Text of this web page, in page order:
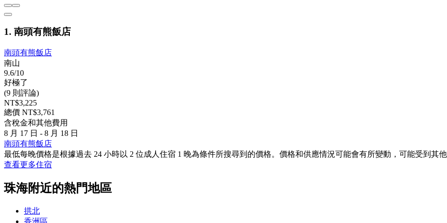
1. 南頭有熊飯店
南頭有熊飯店
南山
9.6/10
好極了
(9 則評論)
NT$3,225
總價 NT$3,761
含稅金和其他費用
8 月 17 日 - 8 月 18 日
南頭有熊飯店
最低每晚價格是根據過去 24 小時以 2 位成人住宿 1 晚為條件所搜尋到的價格。價格和供應情況可能會有所變動，可能受到其他
查看更多住宿
珠海附近的熱門地區
拱北
香洲區